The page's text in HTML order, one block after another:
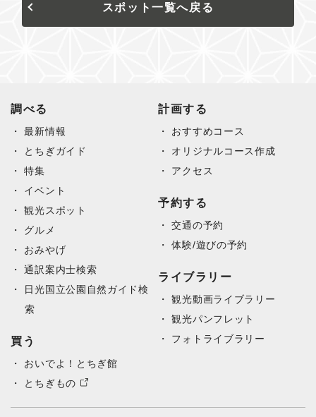
スポット一覧へ戻る
調べる
最新情報
とちぎガイド
特集
イベント
観光スポット
グルメ
おみやげ
通訳案内士検索
日光国立公園自然ガイド検
索
買う
おいでよ！とちぎ館
とちぎもの
計画する
おすすめコース
オリジナルコース作成
アクセス
予約する
交通の予約
体験/遊びの予約
ライブラリー
観光動画ライブラリー
観光パンフレット
フォトライブラリー